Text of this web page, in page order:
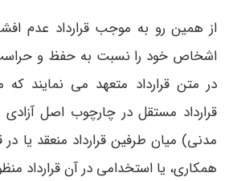
از همین رو به موجب قرارداد عدم
اشخاص خود را نسبت به حفظ و
در متن قرارداد متعهد می نمایند
مدنی) میان طرفین قرارداد منعقد یا در
همکاری، یا استخدامی در آن قرارداد